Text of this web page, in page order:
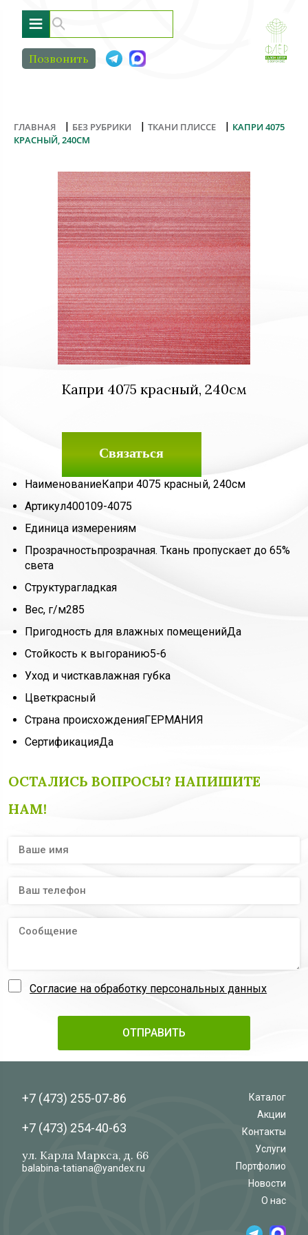
≡
Позвонить
ГЛАВНАЯ | БЕЗ РУБРИКИ | ТКАНИ ПЛИССЕ | КАПРИ 4075
КРАСНЫЙ, 240СМ
Капри 4075 красный, 240см
Связаться
НаименованиеКапри 4075 красный, 240см
Артикул400109-4075
Единица измерениям
Прозрачностьпрозрачная. Ткань пропускает до 65%
света
Структурагладкая
Вес, г/м285
Пригодность для влажных помещенийДа
Стойкость к выгоранию5-6
Уход и чисткавлажная губка
Цветкрасный
Страна происхожденияГЕРМАНИЯ
СертификацияДа
ОСТАЛИСЬ ВОПРОСЫ? НАПИШИТЕ
НАМ!
Согласие на обработку персональных данных
+7 (473) 255-07-86
+7 (473) 254-40-63
ул. Карла Маркса, д. 66
balabina-tatiana@yandex.ru
Каталог
Акции
Контакты
Услуги
Портфолио
Новости
О нас